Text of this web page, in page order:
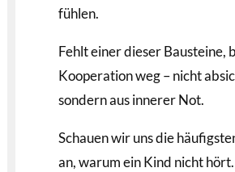
fühlen.
Fehlt einer dieser Bausteine,
Kooperation weg – nicht
sondern aus innerer Not.
Schauen wir uns die
an, warum ein Kind nicht hört.